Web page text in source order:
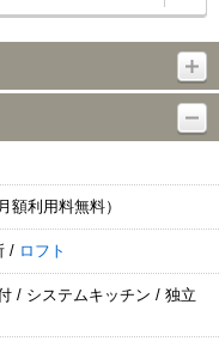
額利用料無料）
/ ロフト
/ システムキッチン / 独立